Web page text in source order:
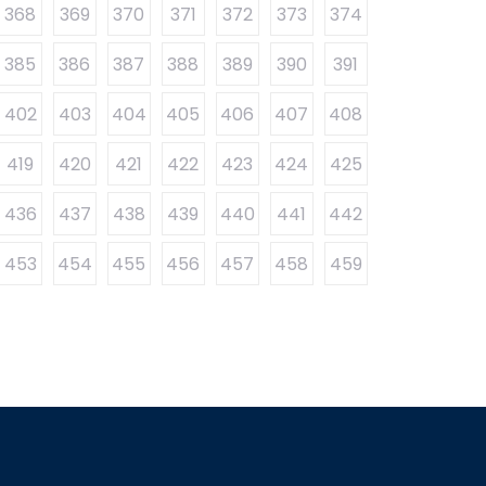
368 369 370 371 372 373
374
385
386 387 388 389 390
391
402
403 404 405 406 407
408
419
420 421 422 423 424
425
436
437 438 439 440 441
442
453
454 455 456 457 458 459